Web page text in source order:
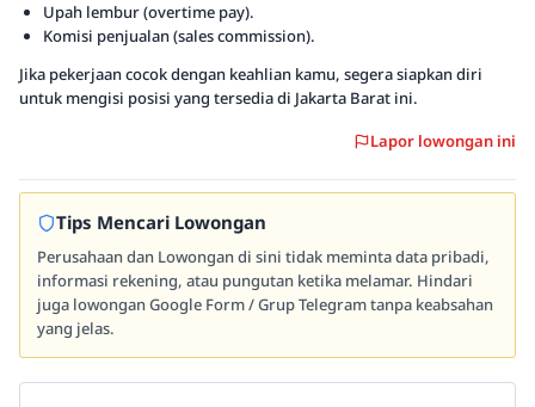
Upah lembur (overtime pay).
Komisi penjualan (sales commission).
Jika pekerjaan cocok dengan keahlian kamu, segera siapkan diri
untuk mengisi posisi yang tersedia di Jakarta Barat ini.
Lapor lowongan ini
Tips Mencari Lowongan
Perusahaan dan Lowongan di sini tidak meminta data pribadi,
informasi rekening, atau pungutan ketika melamar. Hindari
juga lowongan Google Form / Grup Telegram tanpa keabsahan
yang jelas.